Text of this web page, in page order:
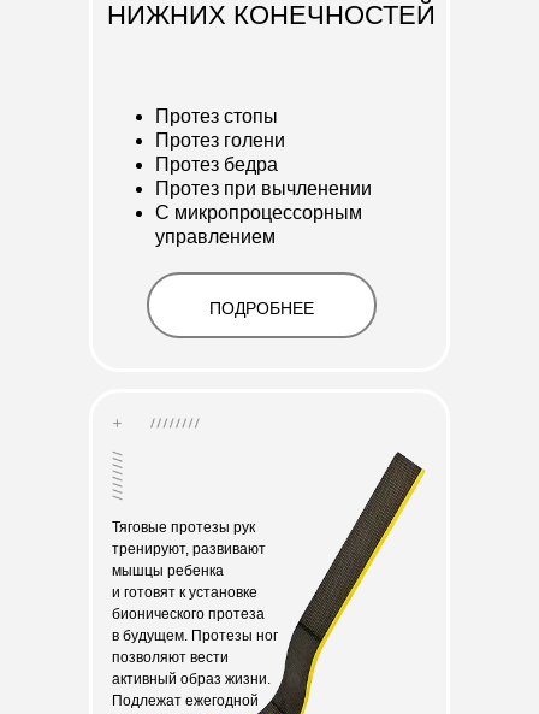
Тяговые протезы рук
тренируют, развивают
мышцы ребенка
и готовят к установке
бионического протеза
в будущем. Протезы ног
позволяют вести
активный образ жизни.
Подлежат ежегодной
Протез стопы
Протез голени
Протез бедра
Протез при вычленении
С микропроцессорным
управлением
НИЖНИХ КОНЕЧНОСТЕЙ
ПОДРОБНЕЕ